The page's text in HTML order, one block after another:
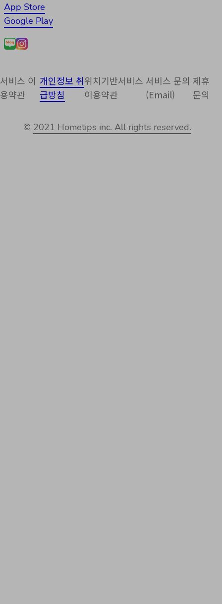
App Store
Google Play
서비스 이
용약관
개인정보 취
급방침
위치기반서비스
이용약관
서비스 문의
(Email)
제휴
문의
© 2021 Hometips inc. All rights reserved.